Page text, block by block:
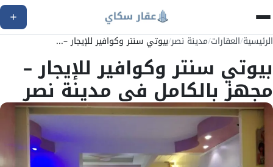
الرئيسية/العقارات/مدينة نصر/بيوتي سنتر وكوافير للإيجار –...
بيوتي سنتر وكوافير للإيجار –
مجهز بالكامل في مدينة نصر